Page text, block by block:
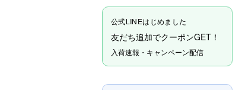
公式LINEはじめました
友だち追加でクーポンGET！
入荷速報・キャンペーン配信